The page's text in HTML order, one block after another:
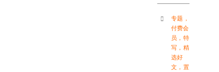
专题 ，
付费会
员 ， 特
写 ， 精
选好
文 ， 置